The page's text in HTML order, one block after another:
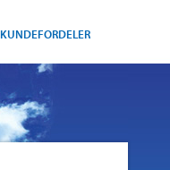
KUNDEFORDELER